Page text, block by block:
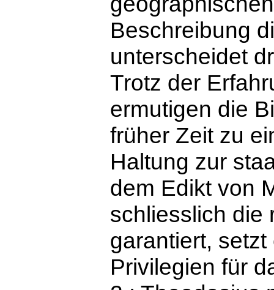
Beschreibung
unterscheidet
Trotz der
ermutigen die
früher Zeit zu
Haltung zur
dem Edikt von
schliesslich die
garantiert,
Privilegien für